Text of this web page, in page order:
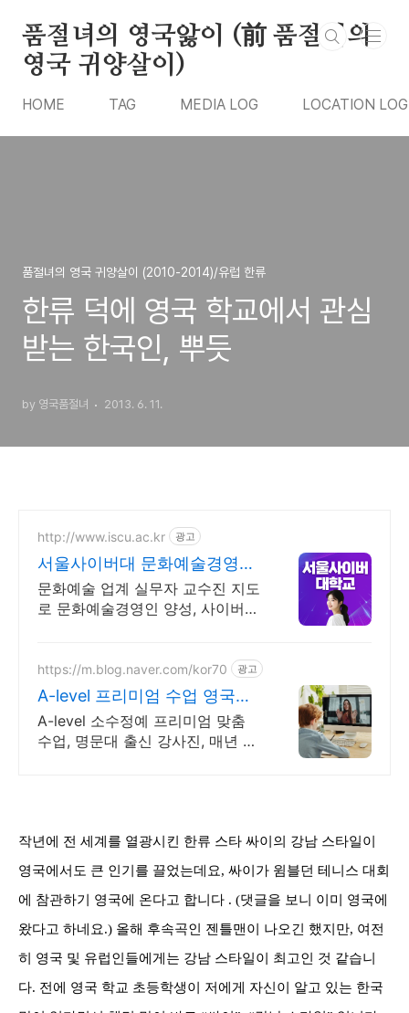
품절녀의 영국앓이 (前 품절녀의
영국 귀양살이)
HOME TAG MEDIA LOG LOCATION LOG
품절녀의 영국 귀양살이 (2010-2014)/유럽 한류
한류 덕에 영국 학교에서 관심
받는 한국인, 뿌듯
by 영국품절녀 2013. 6. 11.
http://www.iscu.ac.kr 광고
서울사이버대 문화예술경영학
과 2026 가을학기 신편입생
문화예술 업계 실무자 교수진 지도
로 문화예술경영인 양성, 사이버대
https://m.blog.naver.com/kor70 광고
A-level 프리미엄 수업 영국과
정 전문가들의 밀착관리
A-level 소수정예 프리미엄 맞춤
수업, 명문대 출신 강사진, 매년 다
작년에 전 세계를 열광시킨 한류 스타 싸이의 강남 스타일이
영국에서도 큰 인기를 끌었는데요, 싸이가 윔블던 테니스 대회
에 참관하기 영국에 온다고 합니다 . (댓글을 보니 이미 영국에
왔다고 하네요.) 올해 후속곡인 젠틀맨이 나오긴 했지만, 여전
히 영국 및 유럽인들에게는 강남 스타일이 최고인 것 같습니
다. 전에 영국 학교 초등학생이 저에게 자신이 알고 있는 한국